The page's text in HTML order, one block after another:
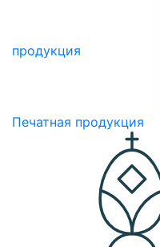
продукция
Печатная продукция